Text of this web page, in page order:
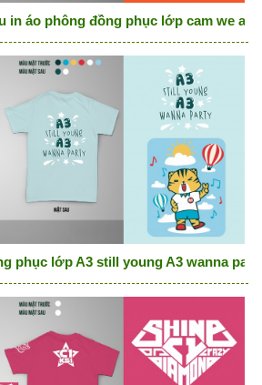
in áo phông đồng phục lớp cam we
phục lớp A3 still young A3 wanna